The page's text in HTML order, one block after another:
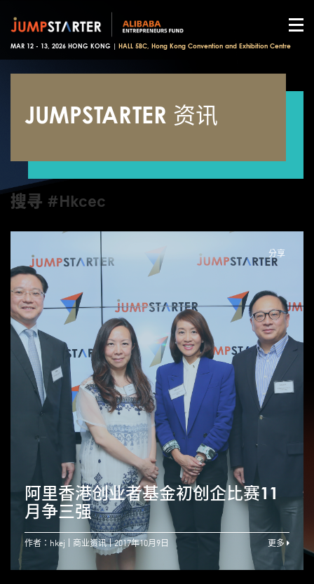
MAR 12 - 13, 2026 HONG KONG | HALL 5BC, Hong Kong Convention and Exhibition Centre
JUMPSTARTER 资讯
搜寻 #Hkcec
分享
阿里香港创业者基金初创企比赛11
月争三强
作者：hkej 商业资讯 2017年10月9日 更多